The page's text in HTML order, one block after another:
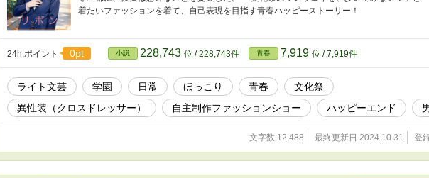
着たいファッションを着て、自己表現を目指す青春ハッピーストーリー！
24h.ポイント 0pt 小説 228,743 位 / 228,743件 青春 7,919 位 / 7,919件
ライト文芸 学園 日常 ほっこり 青春
文化祭
異性装（クロスドレッサー）
自主制作ファッションショー ハッピーエンド
文字数 12,488 最終更新日 2024.10.31 登